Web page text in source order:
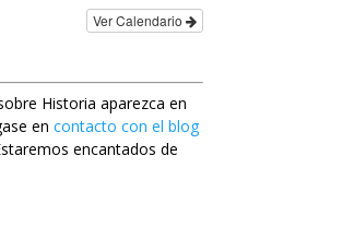
Ver Calendario
Historia aparezca en
en contacto con el blog
encantados de